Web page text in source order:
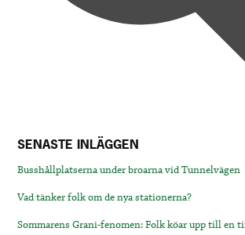
SENASTE INLÄGGEN
Busshållplatserna under broarna vid Tunnelvägen
Vad tänker folk om de nya stationerna?
Sommarens Grani-fenomen: Folk köar upp till en